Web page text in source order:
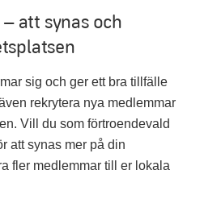
att synas och
sig och ger ett bra tillfälle
rekrytera nya medlemmar
Vill du som förtroendevald
att synas mer på din
fler medlemmar till er lokala